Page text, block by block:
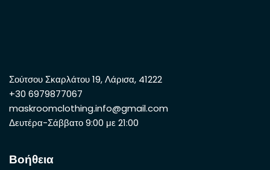
Σούτσου Σκαρλάτου 19, Λάρισα, 41222
+30 6979877067
maskroomclothing.info@gmail.com
Δευτέρα-Σάββατο 9:00 με 21:00
Βοήθεια